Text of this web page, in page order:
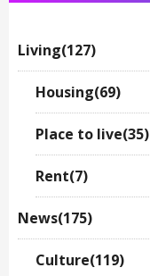
Living(127)
Housing(69)
Place to live(35)
Rent(7)
News(175)
Culture(119)